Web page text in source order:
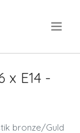
x E14 -
bronze/Guld